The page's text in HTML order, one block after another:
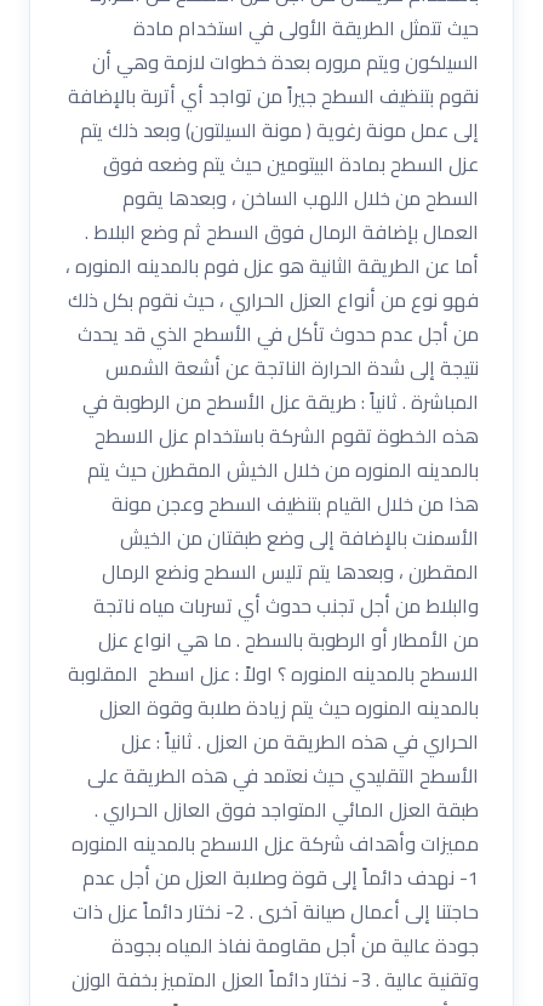
حيث تتمثل الطريقة الأولى في استخدام مادة
السيلكون ويتم مروره بعدة خطوات لازمة وهي أن
نقوم بتنظيف السطح جيراً من تواجد أي أتربة بالإضافة
إلى عمل مونة رغوية ( مونة السيلتون) وبعد ذلك يتم
عزل السطح بمادة البيتومين حيث يتم وضعه فوق
السطح من خلال اللهب الساخن ، وبعدها يقوم
العمال بإضافة الرمال فوق السطح ثم وضع البلاط .
أما عن الطريقة الثانية هو عزل فوم بالمدينه المنوره ،
فهو نوع من أنواع العزل الحراري ، حيث نقوم بكل ذلك
من أجل عدم حدوث تأكل في الأسطح الذي قد يحدث
نتيجة إلى شدة الحرارة الناتجة عن أشعة الشمس
المباشرة . ثانياً : طريقة عزل الأسطح من الرطوبة في
هذه الخطوة تقوم الشركة باستخدام عزل الاسطح
بالمدينه المنوره من خلال الخيش المقطرن حيث يتم
هذا من خلال القيام بتنظيف السطح وعجن مونة
الأسمنت بالإضافة إلى وضع طبقتان من الخيش
المقطرن ، وبعدها يتم تليس السطح ونضع الرمال
والبلاط من أجل تجنب حدوث أي تسربات مياه ناتجة
من الأمطار أو الرطوبة بالسطح . ما هي انواع عزل
الاسطح بالمدينه المنوره ؟ اولاً : عزل اسطح المقلوبة
بالمدينه المنوره حيث يتم زيادة صلابة وقوة العزل
الحراري في هذه الطريقة من العزل . ثانياً : عزل
الأسطح التقليدي حيث نعتمد في هذه الطريقة على
طبقة العزل المائي المتواجد فوق العازل الحراري .
مميزات وأهداف شركة عزل الاسطح بالمدينه المنوره
1- نهدف دائماً إلى قوة وصلابة العزل من أجل عدم
حاجتنا إلى أعمال صيانة آخرى . 2- نختار دائماً عزل ذات
جودة عالية من أجل مقاومة نفاذ المياه بجودة
وتقنية عالية . 3- نختار دائماً العزل المتميز بخفة الوزن